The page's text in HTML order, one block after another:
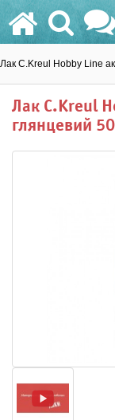
Лак C.Kreul Hobby Line
Лак C.Kreul
глянцевий